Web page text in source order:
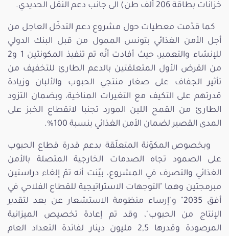
خزانات بطاقة 206 ألف طن) الى جانب دعم النقل الحديدي.
كما قدّمت معطيات حول مشروع دعم التدخّل العاجل من
أجل الأمن الغذائي بتونس الممول من قبل البنك الدولي
للإنشاء والتعمير، حيث أفادت أنّه تم تنفيذ المكونتين 1 و2
من القرض الأول المتعلقتين بالدعم الطارئ للتخفيف من
تأثير الجفاف على صغار منتجي الحبوب والألبان وزيادة
قدرتهم على التكيف مع التغيرات المناخية، وبضمان التزود
الطارئ من القمح اللين المورد تجنبا لانقطاع الخبز على
المدى القصير لضمان الأمن الغذائي بنسبة 100%.
وبخصوص المكوّنة المتعلّقة بدعم قدرة قطاع الحبوب
على الصمود تجاه الصدمات الخارجية المتصلة بالأمن
الغذائي والتصرف في المشروع، بيّنت أنه تمّ إلغاء دراستين
مبرمجتين وهما "التوجهات الاستراتيجية للقطاع الفلاحي في
أفق 2035" و"إرساء منظومة الاستشعار عن بعد لتقدير
الإنتاج من الحبوب"، وقد تم إعادة تخصيص الميزانية
المرصودة وقدرها 2,5 مليون دينار لفائدة التعداد العام